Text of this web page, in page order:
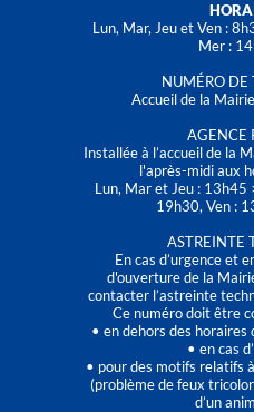
Lun, Mar, Jeu et Ven :
Mer :
NUMÉRO DE
Accueil de la
AGENCE
Installée à l’accueil de la
l'après-midi aux
Lun, Mar et Jeu :
19h30, Ven :
ASTREINTE
En cas d’urgence et
d'ouverture de la
contacter l’astreinte
Ce numéro doit être
• en dehors des horaires
• en cas
• pour des motifs relatifs
(problème de feux
d’un